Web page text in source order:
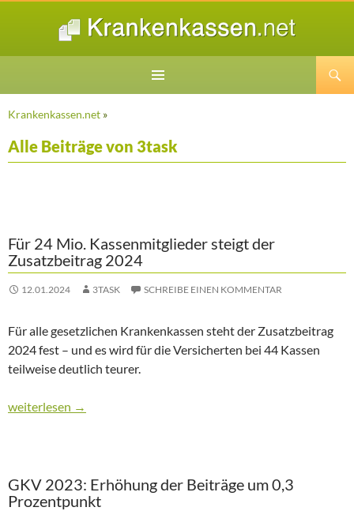
SPRINGEN
Krankenkassen.net »
Alle Beiträge von 3task
Für 24 Mio. Kassenmitglieder steigt der
Zusatzbeitrag 2024
12.01.2024 3TASK SCHREIBE EINEN KOMMENTAR
Für alle gesetzlichen Krankenkassen steht der Zusatzbeitrag
2024 fest – und es wird für die Versicherten bei 44 Kassen
teilweise deutlich teurer.
Für 24 Mio. Kassenmitglieder steigt der Zusatzbeitrag 2024
weiterlesen →
GKV 2023: Erhöhung der Beiträge um 0,3
Prozentpunkt